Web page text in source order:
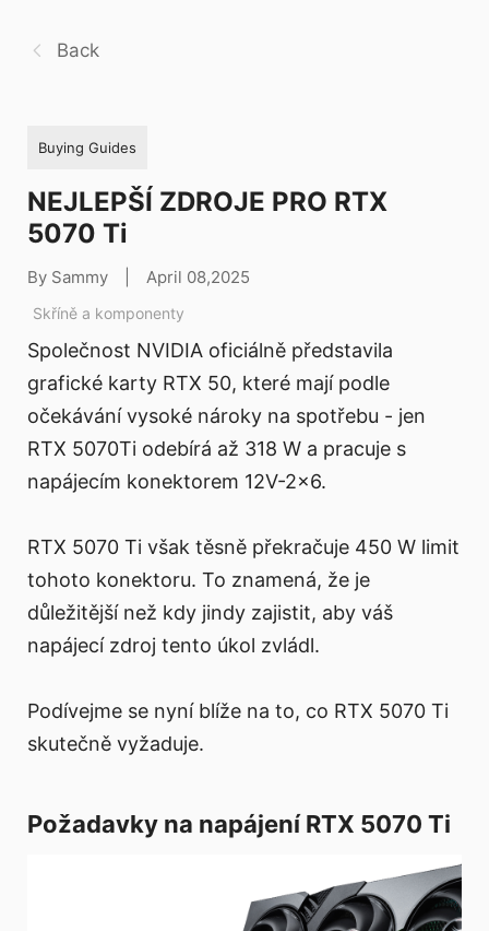
Back
Buying Guides
NEJLEPŠÍ ZDROJE PRO RTX
5070 Ti
By Sammy April 08,2025
Skříně a komponenty
Společnost NVIDIA oficiálně představila
grafické karty RTX 50, které mají podle
očekávání vysoké nároky na spotřebu - jen
RTX 5070Ti odebírá až 318 W a pracuje s
napájecím konektorem 12V-2x6.
RTX 5070 Ti však těsně překračuje 450 W limit
tohoto konektoru. To znamená, že je
důležitější než kdy jindy zajistit, aby váš
napájecí zdroj tento úkol zvládl.
Podívejme se nyní blíže na to, co RTX 5070 Ti
skutečně vyžaduje.
Požadavky na napájení RTX 5070 Ti